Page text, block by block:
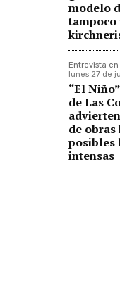
modelo
Entrevista en
lunes 27 de
“El
de Las
de
posibles
intensas